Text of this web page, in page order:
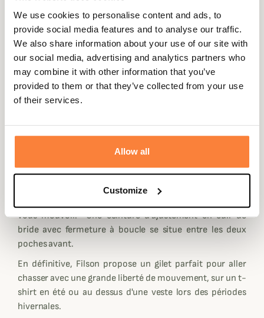
We use cookies to personalise content and ads, to
provide social media features and to analyse our traffic.
We also share information about your use of our site with
our social media, advertising and analytics partners who
may combine it with other information that you’ve
provided to them or that they’ve collected from your use
of their services.
Allow all
Customize
Au départ, ce gilet Filson était utilisé par les "workers",
ouvriers dans les industries américaines qui
nécessitaient des vêtements solides face aux différentes
manipulations d'outils et d'une travail manuel d'une
manière générale.
Ce Gilet de chasse Tin Cloth Filson est composé de 3
avec rabat à pression sur l'avant, vous offrant un
rangement pour vos munitions ou accessoires et un très
grand carnier dans le dos vous offrant assez de place
pour plusieurs oiseaux ou gibiers à poil.
Le Gilet Tin Cloth Filson est réglable par 2 sangles
vous mouvoir. Une ceinture d'ajustement en cuir de
bride avec fermeture à boucle se situe entre les deux
poches avant.
En définitive, Filson propose un gilet parfait pour aller
chasser avec une grande liberté de mouvement, sur un t-
shirt en été ou au dessus d'une veste lors des périodes
hivernales.